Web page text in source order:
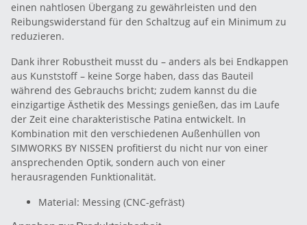
einen nahtlosen Übergang zu gewährleisten und den
Reibungswiderstand für den Schaltzug auf ein Minimum zu
reduzieren.
Dank ihrer Robustheit musst du – anders als bei Endkappen
aus Kunststoff – keine Sorge haben, dass das Bauteil
während des Gebrauchs bricht; zudem kannst du die
einzigartige Ästhetik des Messings genießen, das im Laufe
der Zeit eine charakteristische Patina entwickelt. In
Kombination mit den verschiedenen Außenhüllen von
SIMWORKS BY NISSEN profitierst du nicht nur von einer
ansprechenden Optik, sondern auch von einer
herausragenden Funktionalität.
Material: Messing (CNC-gefräst)